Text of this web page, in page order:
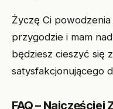
Życzę Ci
przygodzie i mam
będziesz cieszyć się
satysfakcjonującego
FAQ – Najczęściej